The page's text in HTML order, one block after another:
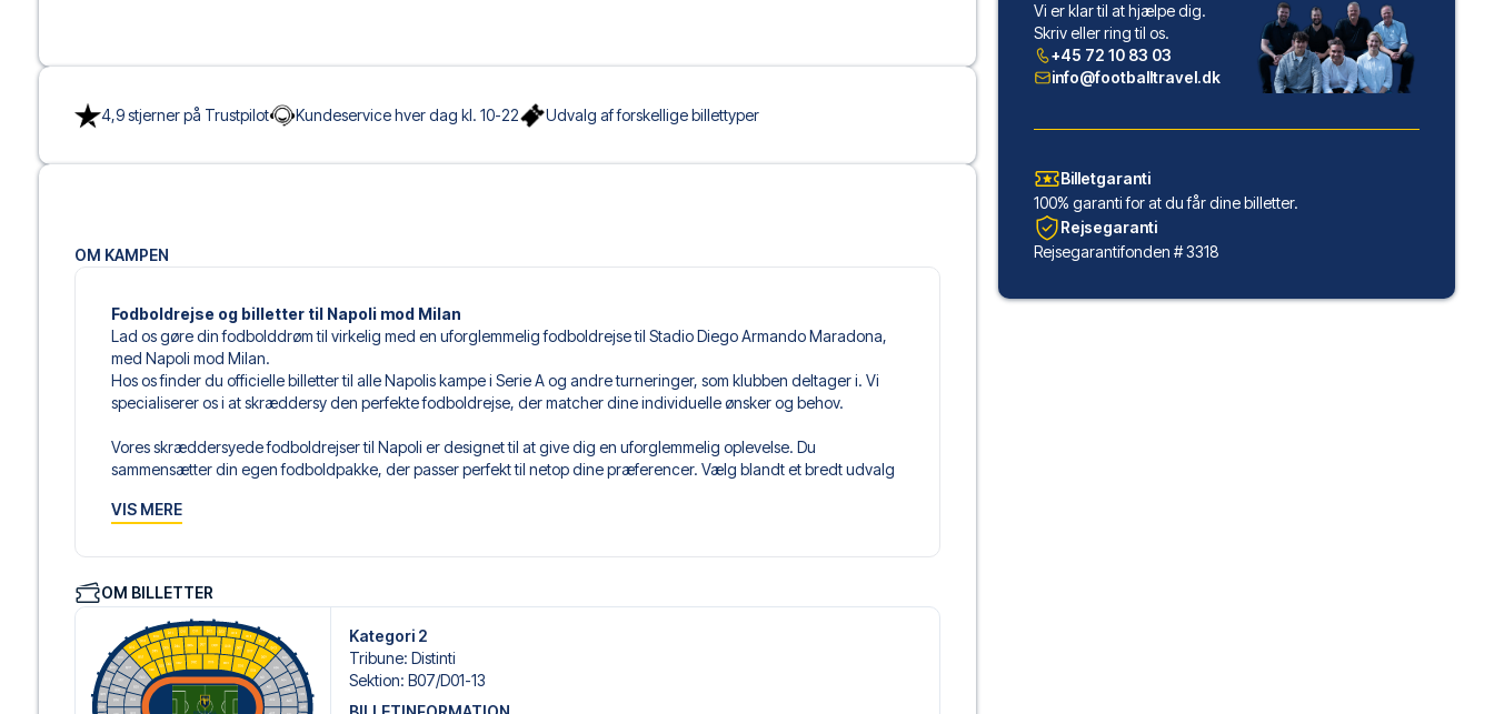
4,9 stjerner på Trustpilot Kundeservice hver dag kl. 10-22 Udvalg af forskellige billettyper
OM KAMPEN
Fodboldrejse og billetter til Napoli mod Milan
Lad os gøre din fodbolddrøm til virkelig med en uforglemmelig fodboldrejse til Stadio Diego Armando Maradona,
med Napoli mod Milan.
Hos os finder du officielle billetter til alle Napolis kampe i Serie A og andre turneringer, som klubben deltager i. Vi
specialiserer os i at skræddersy den perfekte fodboldrejse, der matcher dine individuelle ønsker og behov.
Vores skræddersyede fodboldrejser til Napoli er designet til at give dig en uforglemmelig oplevelse. Du
sammensætter din egen fodboldpakke, der passer perfekt til netop dine præferencer. Vælg blandt et bredt udvalg
det er en hospitality-billet. En hospitality-billet, er en billet, hvor der er mere inkluderet end selve billetten. Det kan
du vælger billettypen, og på dine rejsedokumenter.
Vi tilbyder et bredt udvalg af håndplukkede hoteller i Napoli, der passer til enhver smag og ethvert budget. Fra
luksuriøse 5-stjernede hoteller til charmerende boutiquehoteller og prisvenlige alternativer – vi har noget for
enhver rejsende. Vi tager højde for beliggenhed, komfort og pris. Det eneste du skal gøre er at vælge det hotel der
VIS MERE
OM BILLETTER
Kategori 2
Tribune: Distinti
Sektion: B07/​D01-13
Vi er klar til at hjælpe dig.
Skriv eller ring til os.
+45 72 10 83 03
info@footballtravel.dk
Billetgaranti
100% garanti for at du får dine billetter.
Rejsegaranti
Rejsegarantifonden # 3318